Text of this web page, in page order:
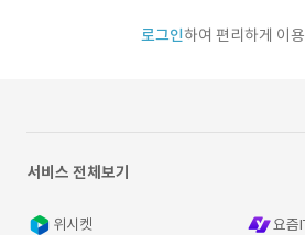
로그인하여 편리하게 이
서비스 전체보기
위시켓 요즘